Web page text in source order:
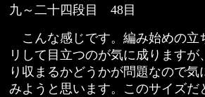
九～二十四段目 48目
こんな感じです。編み始めの立
リして目立つのが気に成りますが
り収まるかどうかが問題なので気
みようと思います。このサイズだ